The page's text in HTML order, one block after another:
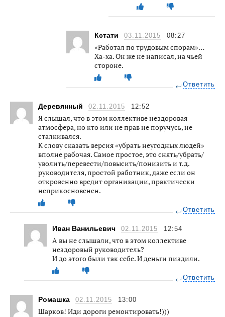
Кстати 03.11.2015 08:27
«Работал по трудовым спорам»…
Ха-ха. Он же не написал, на чьей
стороне.
Ответить
Деревянный 02.11.2015 12:52
Я слышал, что в этом коллективе нездоровая
атмосфера, но кто или не прав не поручусь, не
сталкивался.
К слову сказать версия «убрать неугодных людей»
вполне рабочая. Самое простое, это снять/убрать/
уволить/перевести/повысить/понизить и т.д.
руководителя, простой работник, даже если он
откровенно вредит организации, практически
неприкосновенен.
Ответить
Иван Ванильевич 02.11.2015 12:54
А вы не слышали, что в этом коллективе
нездоровый руководитель?
И до этого были так себе. И деньги пиздили.
Ответить
Ромашка 02.11.2015 13:00
Шарков! Иди дороги ремонтировать!)))